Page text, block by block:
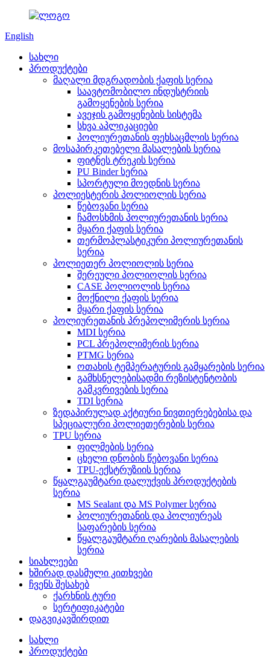
English
სახლი
პროდუქტები
მაღალი მდგრადობის ქაფის სერია
საავტომობილო ინდუსტრიის
გამოყენების სერია
ავეჯის გამოყენების სისტემა
სხვა აპლიკაციები
პოლიურეთანის ფეხსაცმლის სერია
მოსაპირკეთებელი მასალების სერია
ფიტნეს ტრეკის სერია
PU Binder სერია
სპორტული მოედნის სერია
პოლიესტერის პოლიოლის სერია
წებოვანი სერია
ჩამოსხმის პოლიურეთანის სერია
მყარი ქაფის სერია
თერმოპლასტიკური პოლიურეთანის
სერია
პოლიეთერ პოლიოლის სერია
შერეული პოლიოლის სერია
CASE პოლიოლის სერია
მოქნილი ქაფის სერია
მყარი ქაფის სერია
პოლიურეთანის პრეპოლიმერის სერია
MDI სერია
PCL პრეპოლიმერის სერია
PTMG სერია
ოთახის ტემპერატურის გამყარების სერია
გამხსნელებისადმი რეზისტენტობის
გამკვრივების სერია
TDI სერია
ზედაპირულად აქტიური ნივთიერებებისა და
სპეციალური პოლიეთერების სერია
TPU სერია
ფილმების სერია
ცხელი დნობის წებოვანი სერია
TPU-ექსტრუზიის სერია
წყალგაუმტარი დალუქვის პროდუქტების
სერია
MS Sealant და MS Polymer სერია
პოლიურეთანის და პოლიურეას
საფარების სერია
წყალგაუმტარი ღარების მასალების
სერია
სიახლეები
ხშირად დასმული კითხვები
ჩვენს შესახებ
ქარხნის ტური
სერტიფიკატები
დაგვიკავშირდით
სახლი
პროდუქტები